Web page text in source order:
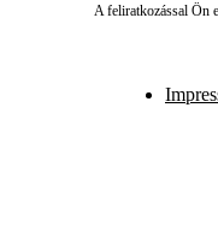
A feliratkozással Ön